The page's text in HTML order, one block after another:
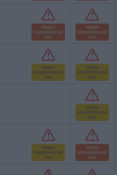
Magas
középhőmérsé
klet
Magas
középhőmérsé
klet
Magas
középhőmérsé
klet
Magas
középhőmérsé
klet
Magas
középhőmérsé
klet
Magas
középhőmérsé
klet
Magas
középhőmérsé
klet